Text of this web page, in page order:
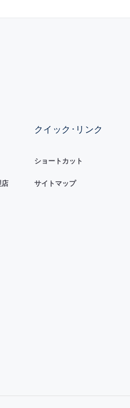
店
クイック･リンク
ショートカット
サイトマップ